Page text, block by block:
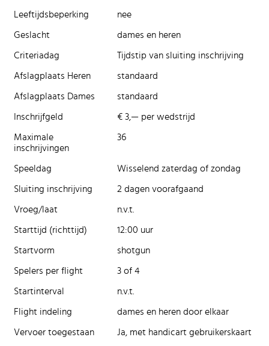
Leeftijdsbeperking nee
Geslacht dames en heren
Criteriadag Tijdstip van sluiting inschrijving
Afslagplaats Heren standaard
Afslagplaats Dames standaard
Inschrijfgeld € 3,— per wedstrijd
Maximale
inschrijvingen
36
Speeldag Wisselend zaterdag of zondag
Sluiting inschrijving 2 dagen voorafgaand
Vroeg/laat n.v.t.
Starttijd (richttijd) 12:00 uur
Startvorm shotgun
Spelers per flight 3 of 4
Startinterval n.v.t.
Flight indeling dames en heren door elkaar
Vervoer toegestaan Ja, met handicart gebruikerskaart